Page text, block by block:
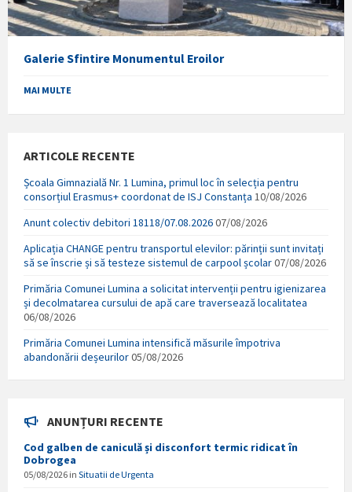
Galerie Sfintire Monumentul Eroilor
MAI MULTE
ARTICOLE RECENTE
Școala Gimnazială Nr. 1 Lumina, primul loc în selecția pentru
consorțiul Erasmus+ coordonat de ISJ Constanța 10/08/2026
Anunt colectiv debitori 18118/07.08.202607/08/2026
Aplicația CHANGE pentru transportul elevilor: părinții sunt invitați
să se înscrie și să testeze sistemul de carpool școlar07/08/2026
Primăria Comunei Lumina a solicitat intervenții pentru igienizarea
și decolmatarea cursului de apă care traversează localitatea
06/08/2026
Primăria Comunei Lumina intensifică măsurile împotriva
abandonării deșeurilor05/08/2026
ANUNȚURI RECENTE
Cod galben de caniculă și disconfort termic ridicat în
Dobrogea
05/08/2026 in Situatii de Urgenta